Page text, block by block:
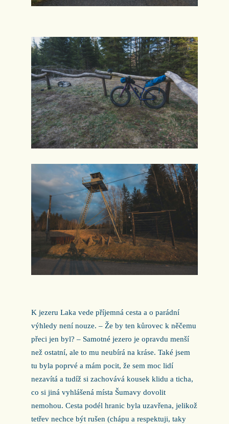
K jezeru Laka vede příjemná cesta a o parádní
výhledy není nouze. – Že by ten kůrovec k něčemu
přeci jen byl? – Samotné jezero je opravdu menší
než ostatní, ale to mu neubírá na kráse. Také jsem
tu byla poprvé a mám pocit, že sem moc lidí
nezavítá a tudíž si zachovává kousek klidu a ticha,
co si jiná vyhlášená místa Šumavy dovolit
nemohou. Cesta podél hranic byla uzavřena, jelikož
tetřev nechce být rušen (chápu a respektuji, taky